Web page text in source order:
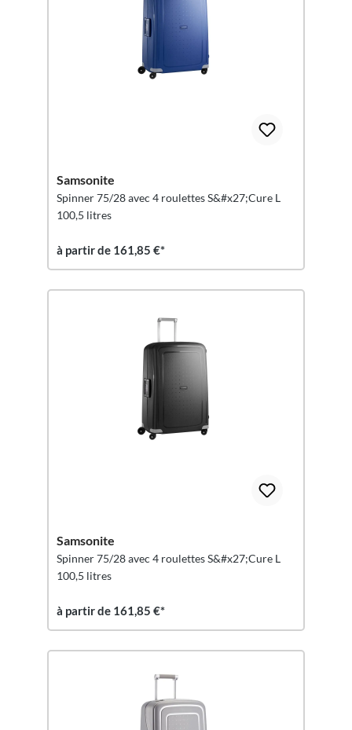
Samsonite
Spinner 75/28 avec 4 roulettes S&#x27;Cure L
100,5 litres
à partir de 161,85 €*
Samsonite
Spinner 75/28 avec 4 roulettes S&#x27;Cure L
100,5 litres
à partir de 161,85 €*